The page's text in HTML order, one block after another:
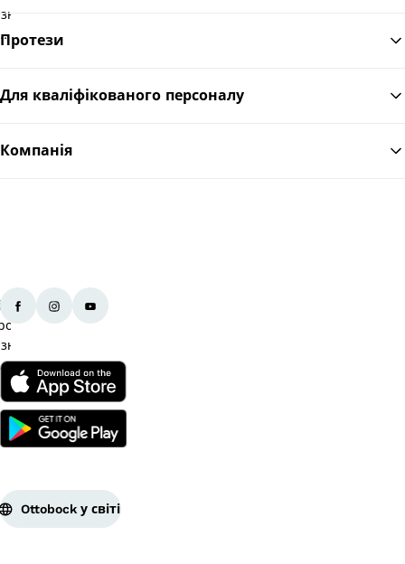
Протези
Для кваліфікованого персоналу
Компанія
Ottobock у світі